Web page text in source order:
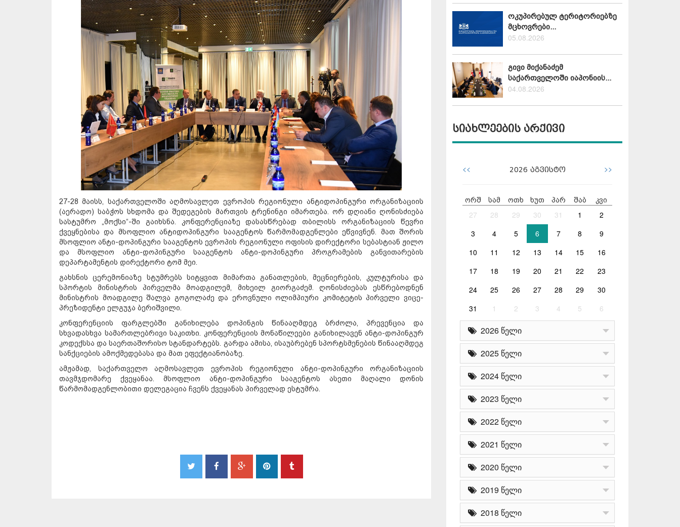
27-28 მაისს, საქართველოში აღმოსავლეთ ევროპის რეგიონული ანტიდოპინგური ორგანიზაციის
(აერადო) საბჭოს სხდომა და შედეგების მართვის ტრენინგი იმართება. ორ დღიანი ღონისძიება
სასტუმრო „მოქსი“-ში გაიხსნა. კონფერენციაზე დასასწრებად თბილისს ორგანიზაციის წევრი
ქვეყნებისა და მსოფლიო ანტიდოპინგური სააგენტოს წარმომადგენლები ეწვივნენ. მათ შორის
მსოფლიო ანტი-დოპინგური სააგენტოს ევროპის რეგიონული ოფისის დირექტორი სებასტიან ჟილო
და მსოფლიო ანტი-დოპინგური სააგენტოს ანტი-დოპინგური პროგრამების განვითარების
დეპარტამენტის დირექტორი ტომ მეი.
გახსნის ცერემონიაზე სტუმრებს სიტყვით მიმართა განათლების, მეცნიერების, კულტურისა და
სპორტის მინისტრის პირველმა მოადგილემ, მიხეილ გიორგაძემ. ღონისძიებას ესწრებოდნენ
მინისტრის მოადგილე შალვა გოგოლაძე და ეროვნული ოლიმპიური კომიტეტის პირველი ვიცე-
პრეზიდენტი ელგუჯა ბერიშვილი.
კონფერენციის ფარგლებში განიხილება დოპინგის წინააღმდეგ ბრძოლა, პრევენცია და
სხვადასხვა სამართლებრივი საკითხი. კონფერენციის მონაწილეები განიხილავენ ანტი-დოპინგურ
კოდექსსა და საერთაშორისო სტანდარტებს. გარდა ამისა, ისაუბრებენ სპორტსმენების წინააღმდეგ
სანქციების ამოქმედებასა და მათ ეფექტიანობაზე.
ამჟამად, საქართველო აღმოსავლეთ ევროპის რეგიონული ანტი-დოპინგური ორგანიზაციის
თავმჯდომარე ქვეყანაა. მსოფლიო ანტი-დოპინგური სააგენტოს ასეთი მაღალი დონის
წარმომადგენლობითი დელეგაცია ჩვენს ქვეყანას პირველად ესტუმრა.
ოკუპირებულ ტერიტორიებზე
მცხოვრები...
05.08.2026
გივი მიქანაძემ
საქართველოში იაპონიის...
04.08.2026
სიახლეების არქივი
<< 2026 აგვისტო >>
ორშ სამ ოთხ ხუთ პარ შაბ კვი
27 28 29 30 31 1
2
3
4 5 6 7 8
9
10
11 12 13 14 15
16
17
18 19 20 21 22
23
24
25 26 27 28 29
30
31
1 2 3 4 5 6
2026 წელი
2025 წელი
2024 წელი
2023 წელი
2022 წელი
2021 წელი
2020 წელი
2019 წელი
2018 წელი